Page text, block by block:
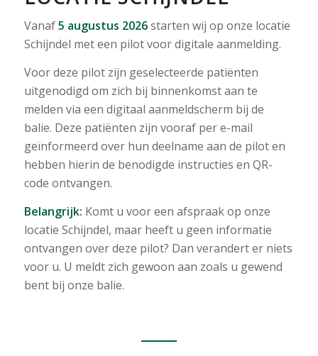
Vanaf5 augustus 2026starten wij op onze locatie
Schijndel met een pilot voor digitale aanmelding.
Voor deze pilot zijn geselecteerde patiënten
uitgenodigd om zich bij binnenkomst aan te
melden via een digitaal aanmeldscherm bij de
balie. Deze patiënten zijn vooraf per e-mail
geïnformeerd over hun deelname aan de pilot en
hebben hierin de benodigde instructies en QR-
code ontvangen.
Belangrijk: Komt u voor een afspraak op onze
locatie Schijndel, maar heeft u geen informatie
ontvangen over deze pilot? Dan verandert er niets
voor u. U meldt zich gewoon aan zoals u gewend
bent bij onze balie.